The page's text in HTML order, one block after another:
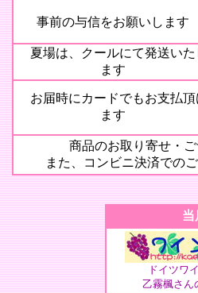
事前の与信をお願いします
夏場は、クールにて発送いた
ます
お届時にカードでもお支払頂
ます
商品のお取り寄せ・ご
また、コンビニ決
当
ドイツワ
乙霧楓さん